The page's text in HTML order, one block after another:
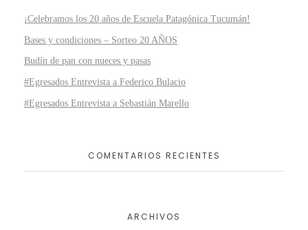
¡Celebramos los 20 años de Escuela Patagónica Tucumán!
Bases y condiciones – Sorteo 20 AÑOS
Budín de pan con nueces y pasas
#Egresados Entrevista a Federico Bulacio
#Egresados Entrevista a Sebastián Marello
COMENTARIOS RECIENTES
ARCHIVOS